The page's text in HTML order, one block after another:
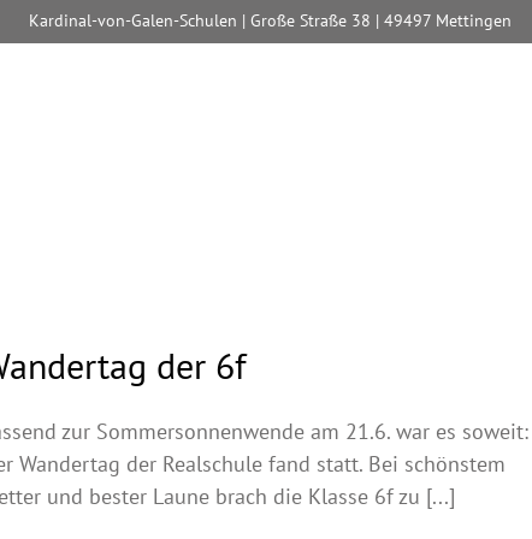
Kardinal-von-Galen-Schulen | Große Straße 38 | 49497 Mettingen
der 6f
zur Sommersonnenwende am 21.6. war es soweit:
Wandertag der Realschule fand statt. Bei schönstem
und bester Laune brach die Klasse 6f zu [...]